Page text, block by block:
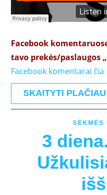
Facebook
tavo prekės/paslaugos
Facebook komentarai čia
SKAITYTI PLAČIAU
SĖKMĖS
3